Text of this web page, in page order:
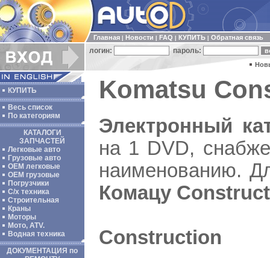
Главная Новости FAQ КУПИТЬ Обратная связь
логин: пароль:
КУПИТЬ
Весь список
По категориям
КАТАЛОГИ
ЗАПЧАСТЕЙ
Легковые авто
Грузовые авто
ОЕМ легковые
OEM грузовые
Погрузчики
С/х техника
Строительная
Краны
Моторы
Мото, ATV.
Водная техника
ДОКУМЕНТАЦИЯ по
Komatsu
Электронный
на 1 DVD,
наименованию.
Комацу
Construction